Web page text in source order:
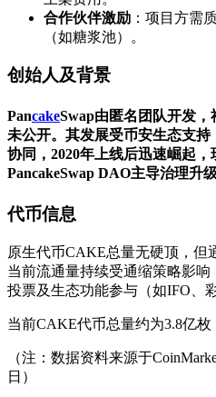
合作伙伴激励 ：项目方需
（如糖浆池）。
创始人及背景
PancakeSwap由匿名团队开发
未公开。其发展受币安生态支
协同，2020年上线后迅速崛起
PancakeSwap DAO主导治理升级
代币信息
原生代币CAKE总量无硬顶，但
当前流通量持续受通缩策略影
投票及生态功能参与（如IFO、
当前CAKE代币总量约为3.8亿枚
（注：数据资料来源于
日）